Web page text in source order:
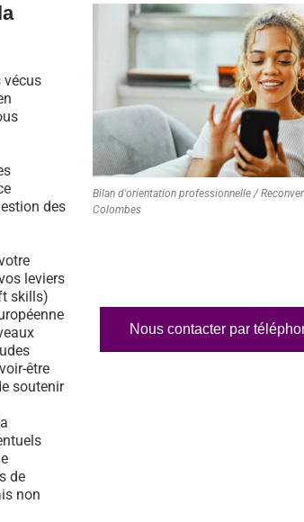
vécus
des
leviers
skills)
être
soutenir
de
non
Bilan d'orientation professionnelle /
Colombes
Nous contacter par